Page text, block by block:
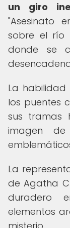
un giro
"Asesinato
sobre el río
donde se
La
los puentes
sus tramas
imagen
La
de Agatha
duradero
elementos